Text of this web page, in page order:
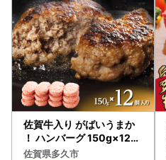
佐賀牛入り がばいうまか
！ ハンバーグ 150g×12個
_b-400
佐賀県多久市